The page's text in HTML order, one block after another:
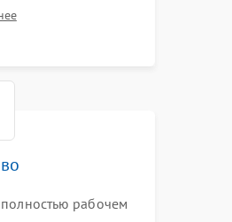
рабочем